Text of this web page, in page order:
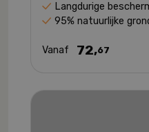
Langdurige
95% natuurlijke
Vanaf 72,67